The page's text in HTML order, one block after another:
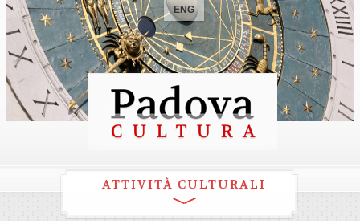
ENG
ATTIVITÀ CULTURALI